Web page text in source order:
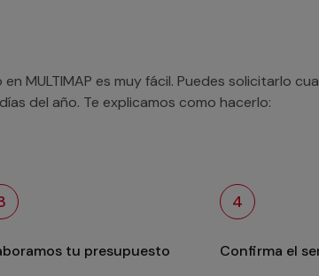
MULTIMAP es muy fácil. Puedes solicitarlo
del año. Te explicamos como hacerlo:
tu presupuesto
4
Confirma el